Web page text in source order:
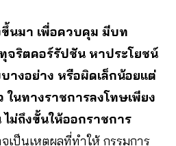
นมา เพื่อควบคุม มีบท
ริตคอร์รัปชัน หาประโยชน์
างอย่าง หรือผิดเล็กน้อยแต่
ในทางราชการลงโทษเพียง
ไม่ถึงขั้นให้ออกราชการ
ป็นเหตุผลที่ทำให้ กรรมการ